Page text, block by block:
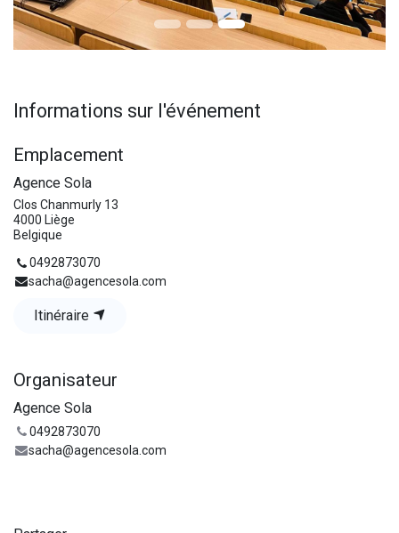
Informations sur l'événement
Emplacement
Agence Sola
Clos Chanmurly 13
4000 Liège
Belgique
0492873070
sacha@agencesola.com
Itinéraire
Organisateur
Agence Sola
0492873070
sacha@agencesola.com